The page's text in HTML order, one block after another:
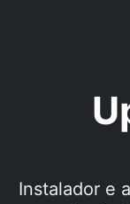
Instalador e